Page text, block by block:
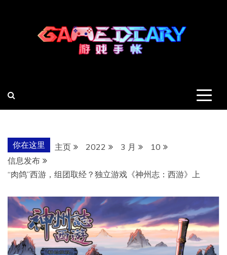
你在这里 主页 2022 3 月
10
信息发布
“肉鸽”西游，组团取经？独立游戏《神州志：西游》上